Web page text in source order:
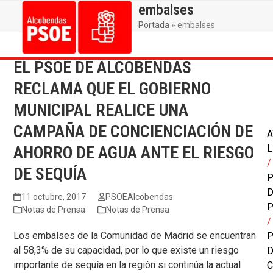
contentmobile
menu
mobile
menu
embalses
Portada »embalses
EL PSOE DE ALCOBENDAS
RECLAMA QUE EL GOBIERNO
MUNICIPAL REALICE UNA
CAMPAÑA DE CONCIENCIACIÓN DE
AHORRO DE AGUA ANTE EL RIESGO
DE SEQUÍA
11 octubre, 2017
PSOEAlcobendas
Notas de Prensa
Notas de Prensa
Los embalses de la Comunidad de Madrid se encuentran
al 58,3% de su capacidad, por lo que existe un riesgo
importante de sequía en la región si continúa la actual
/
/